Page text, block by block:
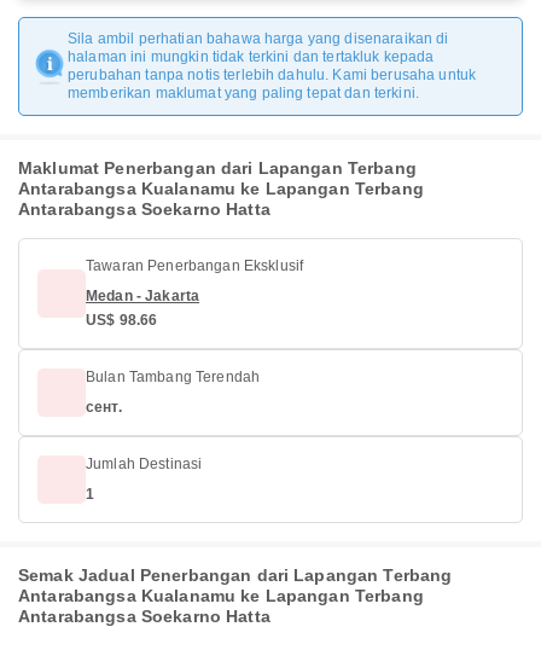
Sila ambil perhatian bahawa harga yang disenaraikan di
halaman ini mungkin tidak terkini dan tertakluk kepada
perubahan tanpa notis terlebih dahulu. Kami berusaha untuk
memberikan maklumat yang paling tepat dan terkini.
Maklumat Penerbangan dari Lapangan Terbang
Antarabangsa Kualanamu ke Lapangan Terbang
Antarabangsa Soekarno Hatta
Tawaran Penerbangan Eksklusif
Medan - Jakarta
US$ 98.66
Bulan Tambang Terendah
сент.
Jumlah Destinasi
1
Semak Jadual Penerbangan dari Lapangan Terbang
Antarabangsa Kualanamu ke Lapangan Terbang
Antarabangsa Soekarno Hatta